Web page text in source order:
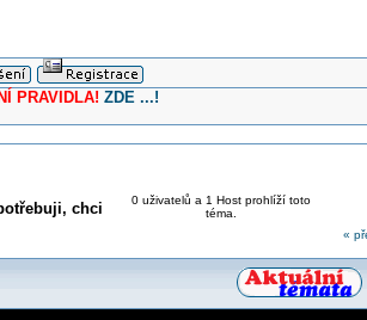
PRAVIDLA! ZDE ...!
chci
0 uživatelů a 1 Host prohlíží toto
téma.
«